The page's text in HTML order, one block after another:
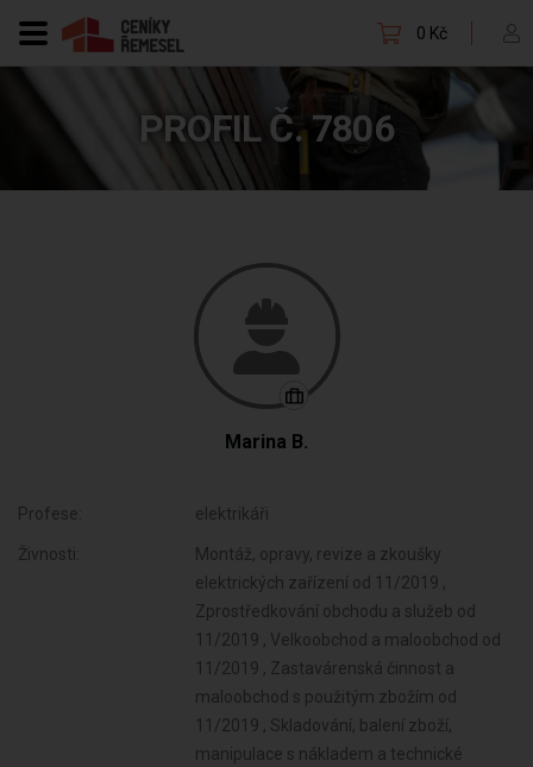
0 Kč
PROFIL Č. 7806
Marina B.
Profese: elektrikáři
Živnosti:
Montáž, opravy, revize a zkoušky
elektrických zařízení od 11/2019 ,
Zprostředkování obchodu a služeb od
11/2019 , Velkoobchod a maloobchod od
11/2019 , Zastavárenská činnost a
maloobchod s použitým zbožím od
11/2019 , Skladování, balení zboží,
manipulace s nákladem a technické